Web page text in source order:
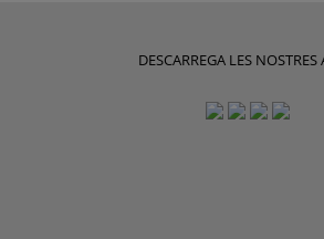
DESCARREGA LES NOSTRES